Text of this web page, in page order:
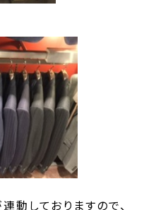
動しておりますので、